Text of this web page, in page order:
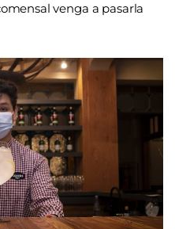
venga a pasarla